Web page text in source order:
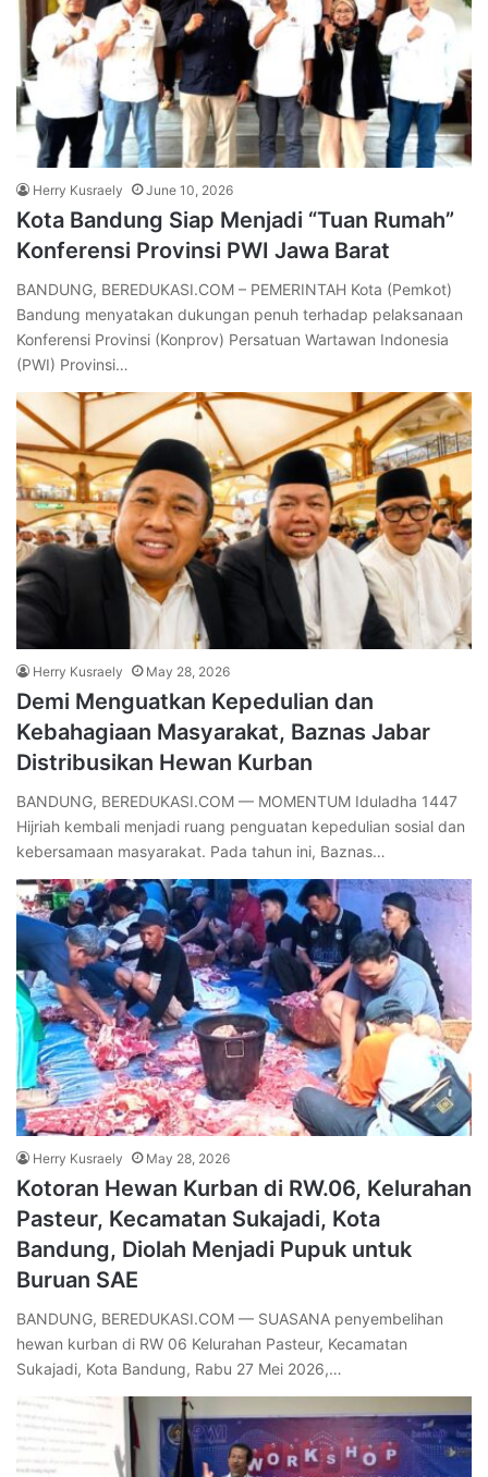
Herry Kusraely June 10, 2026
Kota Bandung Siap Menjadi “Tuan Rumah”
Konferensi Provinsi PWI Jawa Barat
BANDUNG, BEREDUKASI.COM – PEMERINTAH Kota (Pemkot)
Bandung menyatakan dukungan penuh terhadap pelaksanaan
Konferensi Provinsi (Konprov) Persatuan Wartawan Indonesia
(PWI) Provinsi…
Herry Kusraely May 28, 2026
Demi Menguatkan Kepedulian dan
Kebahagiaan Masyarakat, Baznas Jabar
Distribusikan Hewan Kurban
BANDUNG, BEREDUKASI.COM — MOMENTUM Iduladha 1447
Hijriah kembali menjadi ruang penguatan kepedulian sosial dan
kebersamaan masyarakat. Pada tahun ini, Baznas…
Herry Kusraely May 28, 2026
Kotoran Hewan Kurban di RW.06, Kelurahan
Pasteur, Kecamatan Sukajadi, Kota
Bandung, Diolah Menjadi Pupuk untuk
Buruan SAE
BANDUNG, BEREDUKASI.COM — SUASANA penyembelihan
hewan kurban di RW 06 Kelurahan Pasteur, Kecamatan
Sukajadi, Kota Bandung, Rabu 27 Mei 2026,…